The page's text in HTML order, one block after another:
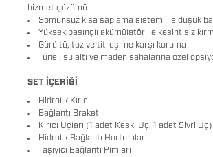
hizmet çözümü
Somunsuz kısa saplama sistemi ile düşük
Yüksek basınçlı akümülatör ile kesintisiz
Gürültü, toz ve titreşime karşı koruma
Tünel, su altı ve maden sahalarına özel
SET İÇERİĞİ
Hidrolik Kırıcı
Bağlantı Braketi
Kırıcı Uçları (1 adet Keski Uç, 1 adet Sivri Uç)
Hidrolik Bağlantı Hortumları
Taşıyıcı Bağlantı Pimleri